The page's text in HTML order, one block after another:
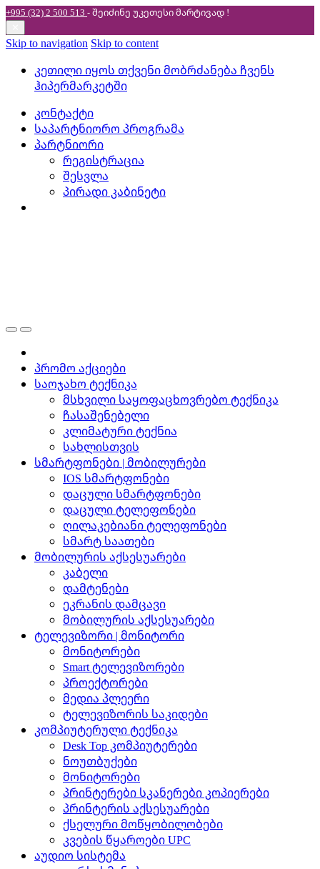
+995 (32) 2 500 513 - შეიძინე უკეთესიმარტივად !
Skip to navigation Skip to content
კეთილი იყოს თქვენი მობრძანება ჩვენს
ჰიპერმარკეტში
კონტაქტი
საპარტნიორო პროგრამა
პარტნიორი
რეგისტრაცია
შესვლა
პირადი კაბინეტი
პრომო აქციები
საოჯახო ტექნიკა
მსხვილი საყოფაცხოვრებო ტექნიკა
ჩასაშენებელი
კლიმატური ტექნია
სახლისთვის
სმარტფონები | მობილურები
IOS სმარტფონები
დაცული სმარტფონები
დაცული ტელეფონები
ღილაკებიანი ტელეფონები
სმარტ საათები
მობილურის აქსესუარები
კაბელი
დამტენები
ეკრანის დამცავი
მობილურის აქსესუარები
ტელევიზორი | მონიტორი
მონიტორები
Smart ტელევიზორები
პროექტორები
მედია პლეერი
ტელევიზორის საკიდები
კომპიუტერული ტექნიკა
Desk Top კომპიუტერები
ნოუთბუქები
მონიტორები
პრინტერები სკანერები კოპიერები
პრინტერის აქსესუარები
ქსელური მოწყობილობები
კვების წყაროები UPC
აუდიო სისტემა